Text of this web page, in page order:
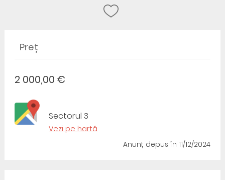
Preț
2 000,00 €
Sectorul 3
Vezi pe hartă
Anunț depusîn 11/12/2024